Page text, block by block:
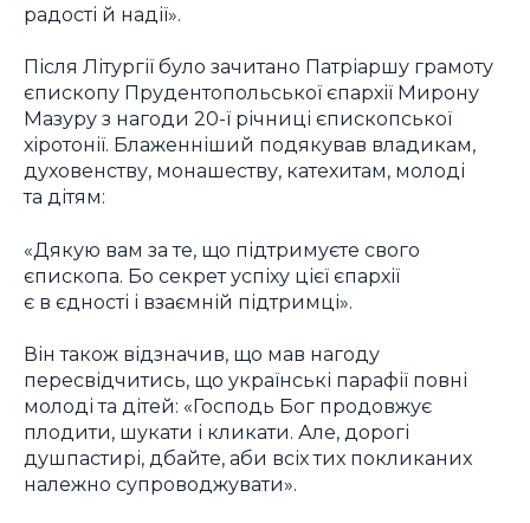
радості й надії».
Після Літургії було зачитано Патріаршу грамоту
єпископу Прудентопольської єпархії Мирону
Мазуру з нагоди 20-ї річниці єпископської
хіротонії. Блаженніший подякував владикам,
духовенству, монашеству, катехитам, молоді
та дітям:
«Дякую вам за те, що підтримуєте свого
єпископа. Бо секрет успіху цієї єпархії
є в єдності і взаємній підтримці».
Він також відзначив, що мав нагоду
пересвідчитись, що українські парафії повні
молоді та дітей: «Господь Бог продовжує
плодити, шукати і кликати. Але, дорогі
душпастирі, дбайте, аби всіх тих покликаних
належно супроводжувати».